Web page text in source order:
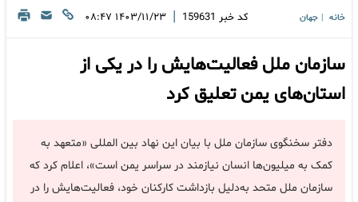
خانه جهان کد خبر 159631
| ۱۴۰۳/۱۱/۲۳ ۰۸:۴۷
سازمان ملل فعالیت‌هایش را در یکی از
استان‌های یمن تعلیق کرد
دفتر سخنگوی سازمان ملل با بیان این نهاد بین المللی «متعهد به
کمک به میلیون‌ها انسان نیازمند در سراسر یمن است»، اعلام کرد که
سازمان ملل متحد به‌دلیل بازداشت کارکنان خود، فعالیت‌هایش را در